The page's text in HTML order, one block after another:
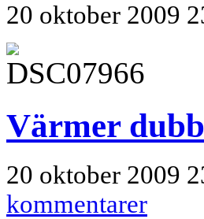
20 oktober 2009
Värmer
20 oktober 2009
kommentarer